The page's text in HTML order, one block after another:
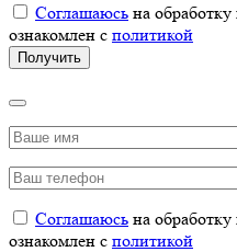
Соглашаюсь на
ознакомлен с политикой
Соглашаюсь на
ознакомлен с политикой